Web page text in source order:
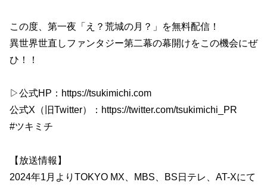
この度、第一夜「え？荒城の月？」を無料配信！
異世界世直しファンタジー第二幕の幕開けをこの機会にぜ
ひ！！
▷公式HP：https://tsukimichi.com
公式X（旧Twitter）：https://twitter.com/tsukimichi_PR
#ツキミチ
【放送情報】
2024年1月よりTOKYO MX、MBS、BS日テレ、AT-Xにて